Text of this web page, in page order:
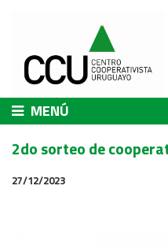
MENÚ
Presentación
Nuestra historia
2do sorteo de
27/12/2023